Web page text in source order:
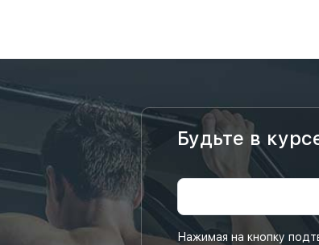
Будьте в
Нажимая на кнопку